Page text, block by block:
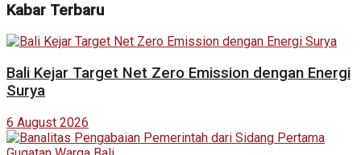
Kabar Terbaru
Bali Kejar Target Net Zero Emission dengan Energi
Surya
6 August 2026